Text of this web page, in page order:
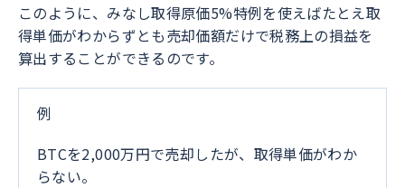
このように、みなし取得原価5%特例を使えばたとえ取
得単価がわからずとも売却価額だけで税務上の損益を
算出することができるのです。
例
BTCを2,000万円で売却したが、取得単価がわか
らない。